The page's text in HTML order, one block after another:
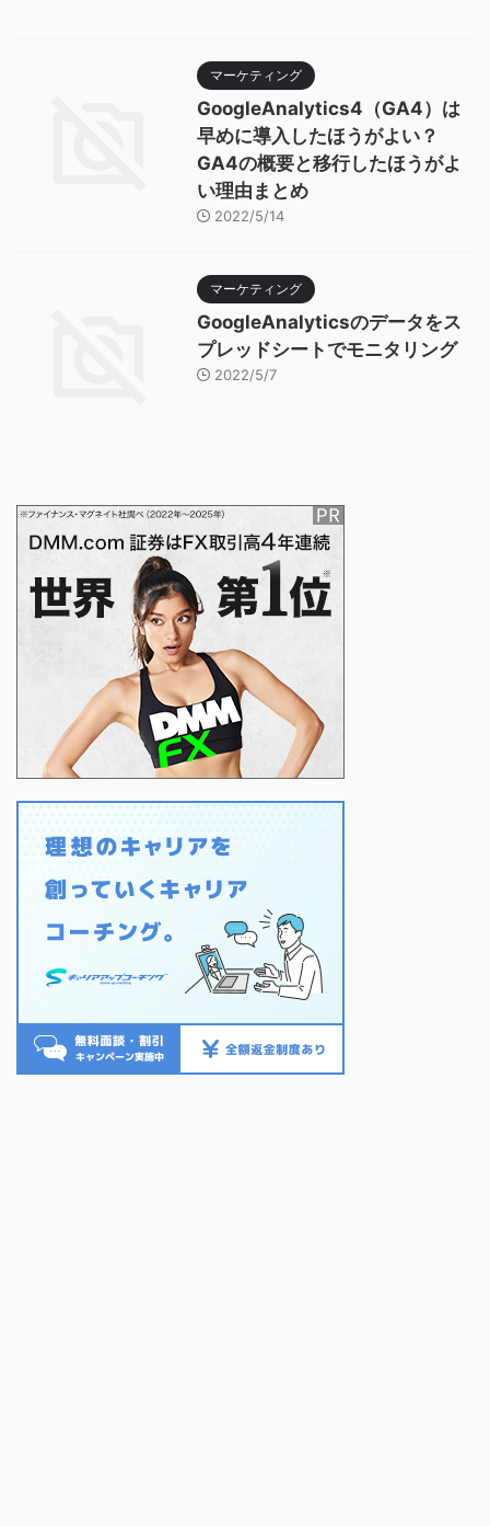
マーケティング
GoogleAnalytics4（GA4）は
早めに導入したほうがよい？
GA4の概要と移行したほうがよ
い理由まとめ
2022/5/14
マーケティング
GoogleAnalyticsのデータをス
プレッドシートでモニタリング
2022/5/7